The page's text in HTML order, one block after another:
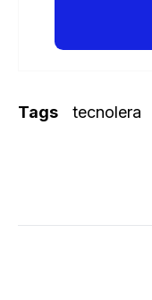
Tags tecnolera